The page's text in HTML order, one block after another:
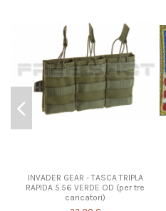
INVADER GEAR - TASCA TRIPLA
RAPIDA 5.56 VERDE OD (per tre
caricatori)